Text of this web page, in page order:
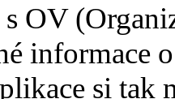
OV
informace
si tak